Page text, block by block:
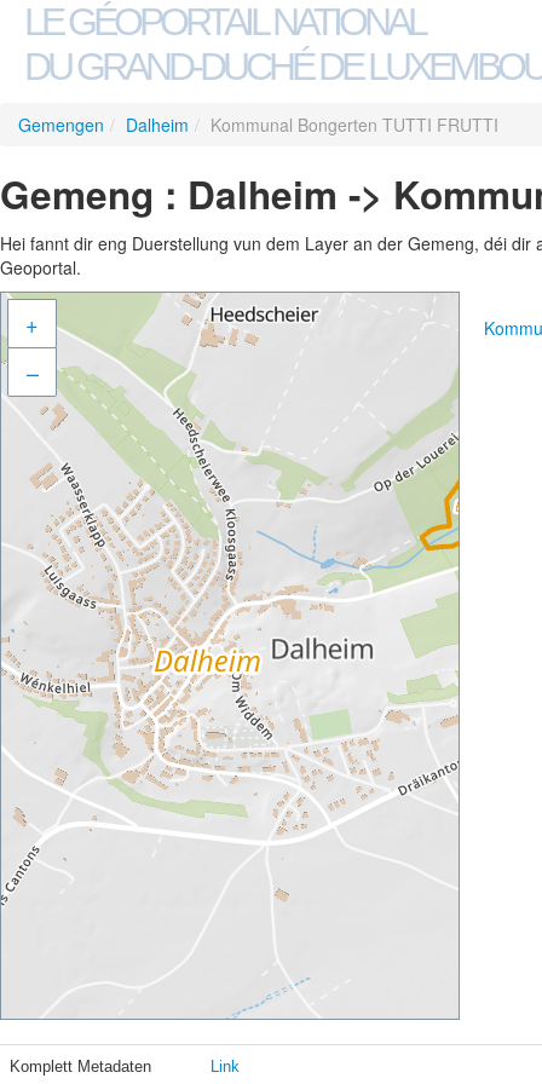
LE GÉOPORTAIL NATIONAL
DU GRAND-DUCHÉ DE
Gemengen / Dalheim / Kommunal Bongerten TUTTI FRUTTI
Gemeng : Dalheim ->
Hei fannt dir eng Duerstellung vun dem Layer an der Gemeng, déi
Geoportal.
+
–
Komplett Metadaten Link